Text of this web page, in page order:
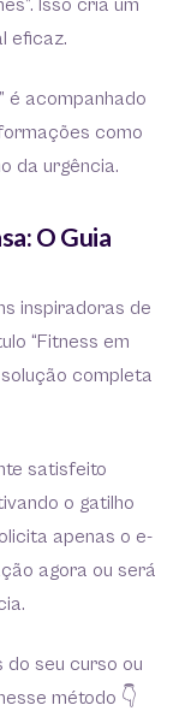
Isso cria um
eficaz.
é acompanhado
como
da urgência.
O Guia
inspiradoras de
“Fitness em
completa
satisfeito
o gatilho
apenas o e-
agora ou será
do seu curso ou
método 👇